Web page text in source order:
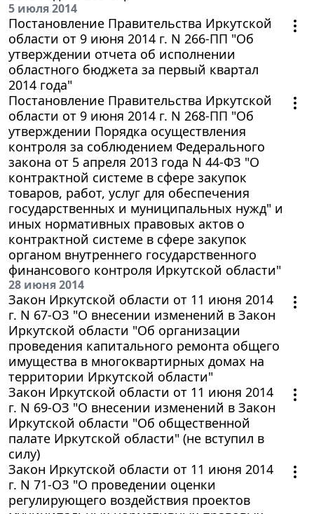
5 июля 2014
Постановление Правительства Иркутской
области от 9 июня 2014 г. N 266-ПП "Об
утверждении отчета об исполнении
областного бюджета за первый квартал
2014 года"
Постановление Правительства Иркутской
области от 9 июня 2014 г. N 268-ПП "Об
утверждении Порядка осуществления
контроля за соблюдением Федерального
закона от 5 апреля 2013 года N 44-ФЗ "О
контрактной системе в сфере закупок
товаров, работ, услуг для обеспечения
государственных и муниципальных нужд" и
иных нормативных правовых актов о
контрактной системе в сфере закупок
органом внутреннего государственного
финансового контроля Иркутской области"
28 июня 2014
Закон Иркутской области от 11 июня 2014
г. N 67-ОЗ "О внесении изменений в Закон
Иркутской области "Об организации
проведения капитального ремонта общего
имущества в многоквартирных домах на
территории Иркутской области"
Закон Иркутской области от 11 июня 2014
г. N 69-ОЗ "О внесении изменений в Закон
Иркутской области "Об общественной
палате Иркутской области" (не вступил в
силу)
Закон Иркутской области от 11 июня 2014
г. N 71-ОЗ "О проведении оценки
регулирующего воздействия проектов